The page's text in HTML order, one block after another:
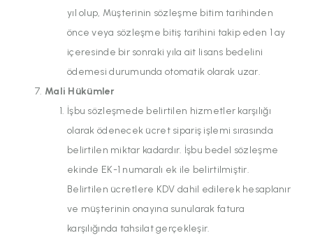
yıl olup, Müşterinin sözleşme bitim tarihinden
önce veya sözleşme bitiş tarihini takip eden 1 ay
içeresinde bir sonraki yıla ait lisans bedelini
ödemesi durumunda otomatik olarak uzar.
Mali Hükümler
İşbu sözleşmede belirtilen hizmetler karşılığı
olarak ödenecek ücret sipariş işlemi sırasında
belirtilen miktar kadardır. İşbu bedel sözleşme
ekinde EK-1 numaralı ek ile belirtilmiştir.
Belirtilen ücretlere KDV dahil edilerek hesaplanır
ve müşterinin onayına sunularak fatura
karşılığında tahsilat gerçekleşir.